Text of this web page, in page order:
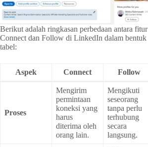
Berikut adalah ringkasan perbedaan antara fitur
Connect dan Follow di LinkedIn dalam bentuk
tabel:
Aspek Connect Follow
Proses
Mengirim
permintaan
koneksi yang
harus
diterima oleh
orang lain.
Mengikuti
seseorang
tanpa perlu
terhubung
secara
langsung.